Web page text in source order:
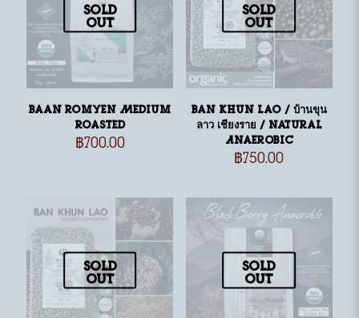
Sold
out
Baan Romyen Medium
Roasted
฿700.00
Sold
out
Ban khun lao / บ้านขุน
ลาว เชียงราย / Natural
Anaerobic
฿750.00
Sold
out
Sold
out